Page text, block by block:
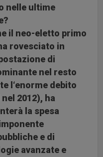
nelle ultime
il neo-eletto primo
rovesciato in
di
nel resto
l‘enorme debito
2012), ha
la spesa
e di
avanzate e